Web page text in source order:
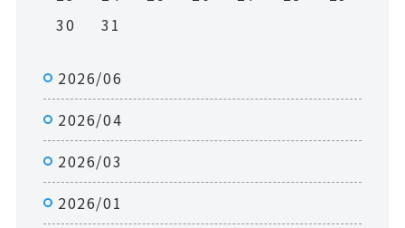
30
31
2026/06
2026/04
2026/03
2026/01